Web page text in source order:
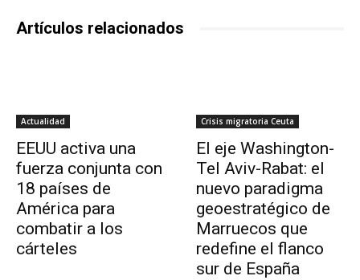
Artículos relacionados
Actualidad
EEUU activa una
fuerza conjunta con
18 países de
América para
combatir a los
cárteles
Crisis migratoria Ceuta
El eje Washington-
Tel Aviv-Rabat: el
nuevo paradigma
geoestratégico de
Marruecos que
redefine el flanco
sur de España